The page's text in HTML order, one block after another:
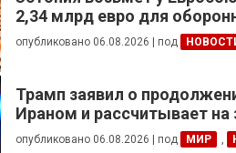
2,34 млрд евро для
опубликовано 06.08.2026 под
Трамп заявил о
Ираном и рассчитывает на
сделки
опубликовано 06.08.2026 под МИР ,